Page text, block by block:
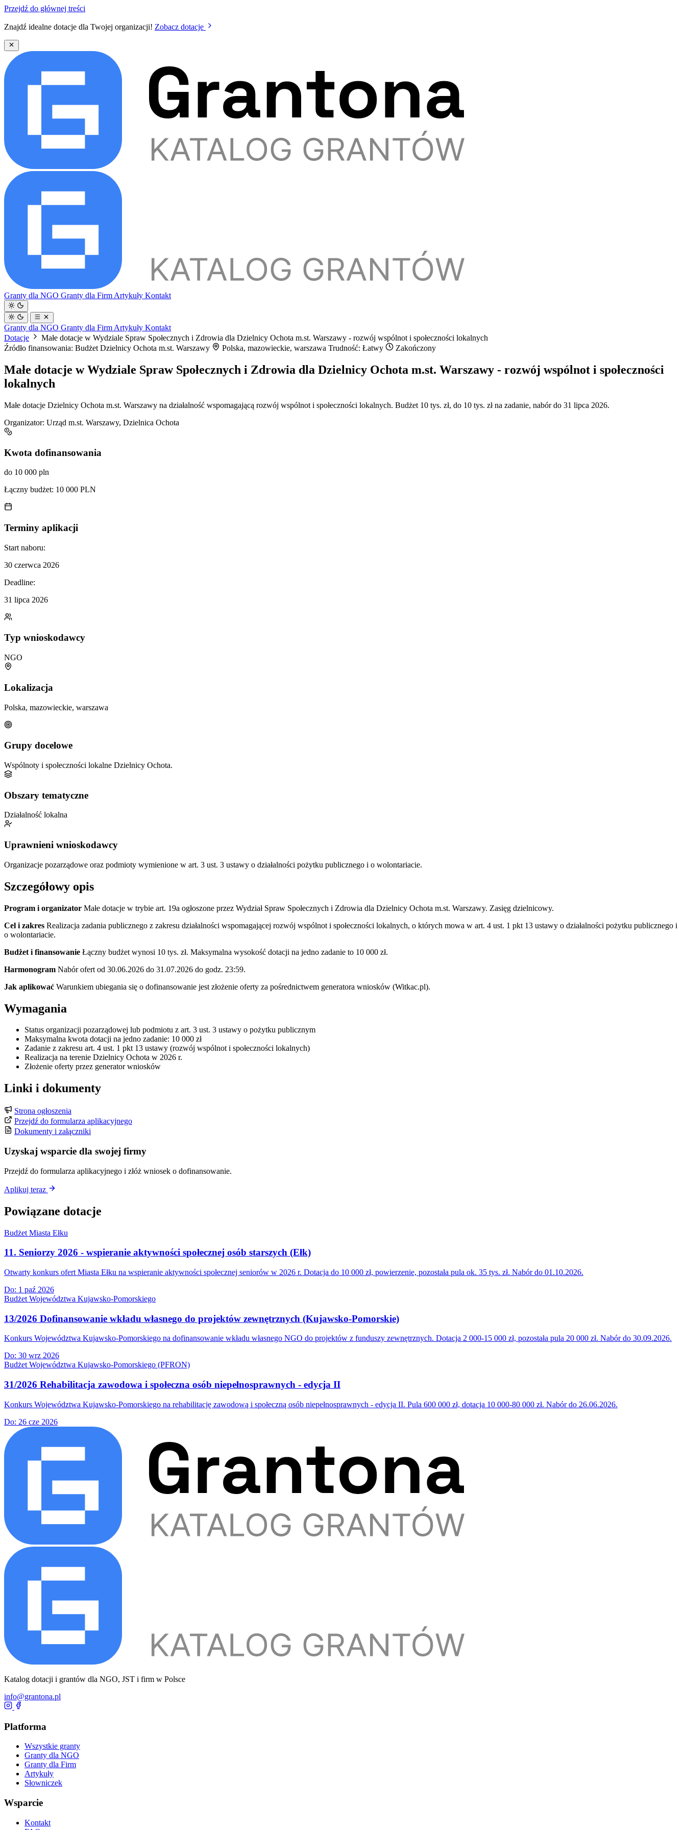
Przejdź do głównej treści
Znajdź idealne dotacje dla Twojej organizacji! Zobacz dotacje
Granty dla NGO Granty dla Firm Artykuły Kontakt
Granty dla NGO Granty dla Firm Artykuły Kontakt
Dotacje
Małe dotacje w Wydziale Spraw Społecznych i Zdrowia dla Dzielnicy Ochota m.st. Warszawy - rozwój wspólnot i społeczności lokalnych
Źródło finansowania: Budżet Dzielnicy Ochota m.st. Warszawy
Polska, mazowieckie, warszawa Trudność: Łatwy Zakończony
Małe dotacje w Wydziale Spraw Społecznych i Zdrowia dla Dzielnicy Ochota m.st. Warszawy - rozwój wspólnot i społeczności
lokalnych
Małe dotacje Dzielnicy Ochota m.st. Warszawy na działalność wspomagającą rozwój wspólnot i społeczności lokalnych. Budżet 10 tys. zł, do 10 tys. zł na zadanie, nabór do 31 lipca 2026.
Organizator: Urząd m.st. Warszawy, Dzielnica Ochota
Kwota dofinansowania
do 10 000 pln
Łączny budżet: 10 000 PLN
Terminy aplikacji
Start naboru:
30 czerwca 2026
Deadline:
31 lipca 2026
Typ wnioskodawcy
NGO
Lokalizacja
Polska, mazowieckie, warszawa
Grupy docelowe
Wspólnoty i społeczności lokalne Dzielnicy Ochota.
Obszary tematyczne
Działalność lokalna
Uprawnieni wnioskodawcy
Organizacje pozarządowe oraz podmioty wymienione w art. 3 ust. 3 ustawy o działalności pożytku publicznego i o wolontariacie.
Szczegółowy opis
Program i organizator Małe dotacje w trybie art. 19a ogłoszone przez Wydział Spraw Społecznych i Zdrowia dla Dzielnicy Ochota m.st. Warszawy. Zasięg dzielnicowy.
Cel i zakres Realizacja zadania publicznego z zakresu działalności wspomagającej rozwój wspólnot i społeczności lokalnych, o których mowa w art. 4 ust. 1 pkt 13 ustawy o działalności pożytku publicznego i
o wolontariacie.
Budżet i finansowanie Łączny budżet wynosi 10 tys. zł. Maksymalna wysokość dotacji na jedno zadanie to 10 000 zł.
Harmonogram Nabór ofert od 30.06.2026 do 31.07.2026 do godz. 23:59.
Jak aplikować Warunkiem ubiegania się o dofinansowanie jest złożenie oferty za pośrednictwem generatora wniosków (Witkac.pl).
Wymagania
Status organizacji pozarządowej lub podmiotu z art. 3 ust. 3 ustawy o pożytku publicznym
Maksymalna kwota dotacji na jedno zadanie: 10 000 zł
Zadanie z zakresu art. 4 ust. 1 pkt 13 ustawy (rozwój wspólnot i społeczności lokalnych)
Realizacja na terenie Dzielnicy Ochota w 2026 r.
Złożenie oferty przez generator wniosków
Linki i dokumenty
Strona ogłoszenia
Przejdź do formularza aplikacyjnego
Dokumenty i załączniki
Uzyskaj wsparcie dla swojej firmy
Przejdź do formularza aplikacyjnego i złóż wniosek o dofinansowanie.
Aplikuj teraz
Powiązane dotacje
Budżet Miasta Ełku
11. Seniorzy 2026 - wspieranie aktywności społecznej osób starszych (Ełk)
Otwarty konkurs ofert Miasta Ełku na wspieranie aktywności społecznej seniorów w 2026 r. Dotacja do 10 000 zł, powierzenie, pozostała pula ok. 35 tys. zł. Nabór do 01.10.2026.
Do: 1 paź 2026
Budżet Województwa Kujawsko-Pomorskiego
13/2026 Dofinansowanie wkładu własnego do projektów zewnętrznych (Kujawsko-Pomorskie)
Konkurs Województwa Kujawsko-Pomorskiego na dofinansowanie wkładu własnego NGO do projektów z funduszy zewnętrznych. Dotacja 2 000-15 000 zł, pozostała pula 20 000 zł. Nabór do 30.09.2026.
Do: 30 wrz 2026
Budżet Województwa Kujawsko-Pomorskiego (PFRON)
31/2026 Rehabilitacja zawodowa i społeczna osób niepełnosprawnych - edycja II
Konkurs Województwa Kujawsko-Pomorskiego na rehabilitację zawodową i społeczną osób niepełnosprawnych - edycja II. Pula 600 000 zł, dotacja 10 000-80 000 zł. Nabór do 26.06.2026.
Do: 26 cze 2026
Katalog dotacji i grantów dla NGO, JST i firm w Polsce
info@grantona.pl
Platforma
Wszystkie granty
Granty dla NGO
Granty dla Firm
Artykuły
Słowniczek
Wsparcie
Kontakt